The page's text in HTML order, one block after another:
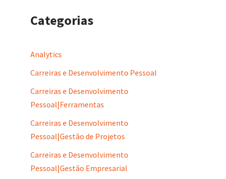
Categorias
Analytics
Carreiras e Desenvolvimento Pessoal
Carreiras e Desenvolvimento
Pessoal|Ferramentas
Carreiras e Desenvolvimento
Pessoal|Gestão de Projetos
Carreiras e Desenvolvimento
Pessoal|Gestão Empresarial